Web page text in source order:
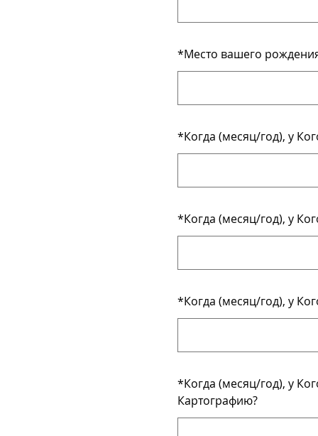
*Место вашего
*Когда (месяц/год), у
*Когда (месяц/год), у
*Когда (месяц/год), у
*Когда (месяц/год), у
Картографию?